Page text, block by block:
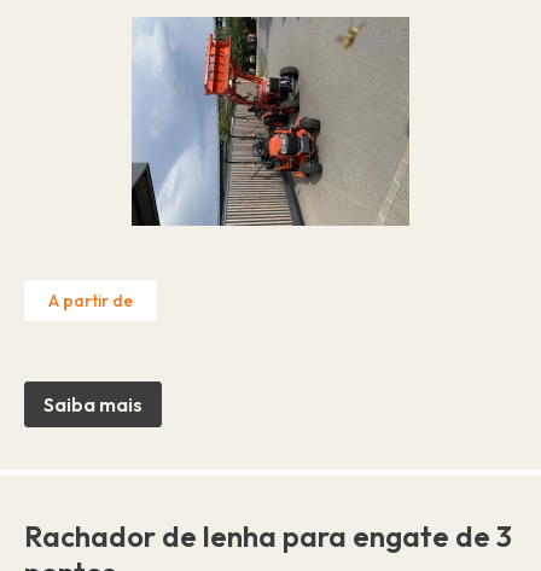
A partir de
Saiba mais
Rachador de lenha para engate de 3